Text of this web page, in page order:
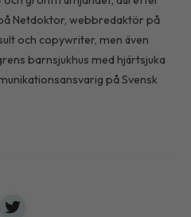
Netdoktor, webbredaktör på
och copywriter, men även
barnsjukhus med hjärtsjuka
på Svensk